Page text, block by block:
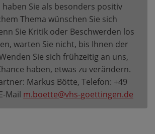
haben Sie als besonders positiv
Thema wünschen Sie sich
Sie Kritik oder Beschwerden los
warten Sie nicht, bis Ihnen der
Sie sich frühzeitig an uns,
haben, etwas zu verändern.
Markus Bötte, Telefon: +49
Mail m.boette@vhs-goettingen.de